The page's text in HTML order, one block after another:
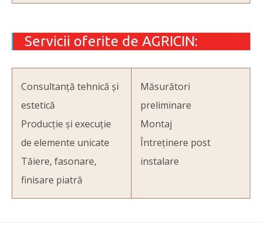
Servicii oferite de AGRICIN:
Consultanță tehnică și
estetică
Producție și execuție
de elemente unicate
Tăiere, fasonare,
finisare piatră
Măsurători
preliminare
Montaj
Întreținere post
instalare